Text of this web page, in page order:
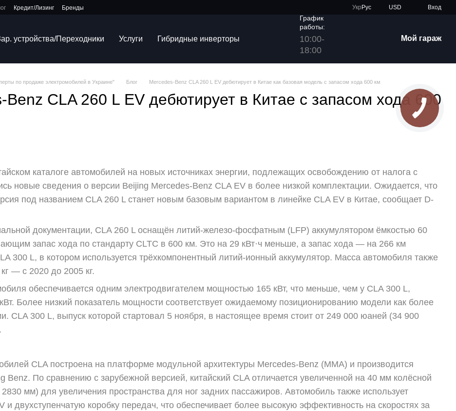
Кредит/Лизинг Бренды Укр Рус USD Вход
устройства/Переходники Услуги Гибридные инверторы
График
работы:
10:00-
18:00
Мой гараж
по продаже электромобилей в Украине" Блог Mercedes-Benz CLA 260 L EV дебютирует в Китае как базовая модель с запасом хода 600 км
Benz CLA 260 L EV дебютирует в Китае с запасом хода 600
каталоге автомобилей на новых источниках энергии, подлежащих освобождению от налога с
новые сведения о версии Beijing Mercedes-Benz CLA EV в более низкой комплектации. Ожидается, что
под названием CLA 260 L станет новым базовым вариантом в линейке CLA EV в Китае, сообщает D-
документации, CLA 260 L оснащён литий-железо-фосфатным (LFP) аккумулятором ёмкостью 60
запас хода по стандарту CLTC в 600 км. Это на 29 кВт·ч меньше, а запас хода — на 266 км
300 L, в котором используется трёхкомпонентный литий-ионный аккумулятор. Масса автомобиля также
— с 2020 до 2005 кг.
обеспечивается одним электродвигателем мощностью 165 кВт, что меньше, чем у CLA 300 L,
Более низкий показатель мощности соответствует ожидаемому позиционированию модели как более
CLA 300 L, выпуск которой стартовал 5 ноября, в настоящее время стоит от 249 000 юаней (34 900
CLA построена на платформе модульной архитектуры Mercedes-Benz (MMA) и производится
Benz. По сравнению с зарубежной версией, китайский CLA отличается увеличенной на 40 мм колёсной
мм) для увеличения пространства для ног задних пассажиров. Автомобиль также использует
и двухступенчатую коробку передач, что обеспечивает более высокую эффективность на скоростях за